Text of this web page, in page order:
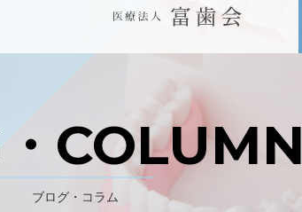
パンジョ診療所
COLUMN
ブログ・コラム